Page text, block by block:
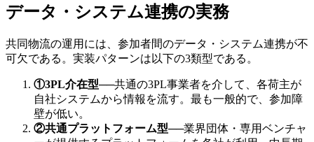
データ・システム連携の実務
共同物流の運用には、参加者間のデータ・システム連携が不
可欠である。実装パターンは以下の3類型である。
①3PL介在型──共通の3PL事業者を介して、各荷主が
自社システムから情報を流す。最も一般的で、参加障
壁が低い。
②共通プラットフォーム型──業界団体・専用ベンチャ